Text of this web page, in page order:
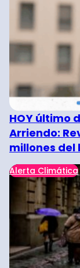
HOY último
Arriendo:
millones del
Alerta Climática